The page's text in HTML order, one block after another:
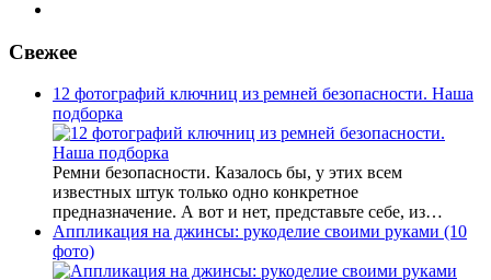
Свежее
12 фотографий ключниц из ремней безопасности. Наша
подборка
Ремни безопасности. Казалось бы, у этих всем
известных штук только одно конкретное
предназначение. А вот и нет, представьте себе, из…
Аппликация на джинсы: рукоделие своими руками (10
фото)